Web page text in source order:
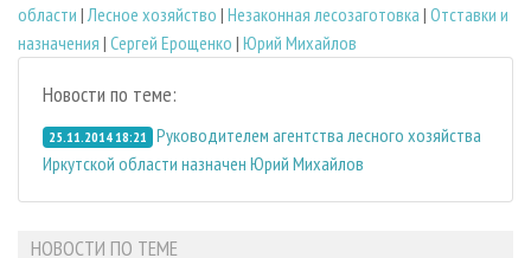
области |Лесное хозяйство | Незаконная лесозаготовка | Отставки и
назначения | Сергей Ерощенко | Юрий Михайлов
Новости по теме:
25.11.2014 18:21 Руководителем агентства лесного хозяйства
Иркутской области назначен Юрий Михайлов
НОВОСТИ ПО ТЕМЕ